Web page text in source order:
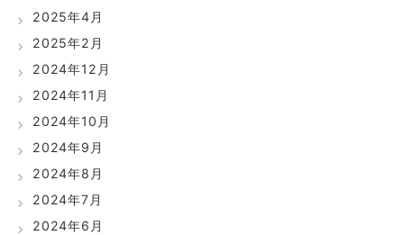
2025年4月
2025年2月
2024年12月
2024年11月
2024年10月
2024年9月
2024年8月
2024年7月
2024年6月